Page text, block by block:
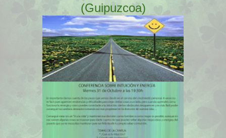
(Guipuzcoa)